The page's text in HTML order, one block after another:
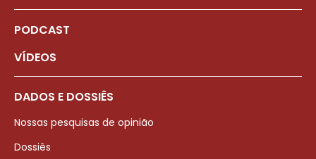
PODCAST
VÍDEOS
DADOS E DOSSIÊS
Nossas pesquisas de opinião
Dossiês